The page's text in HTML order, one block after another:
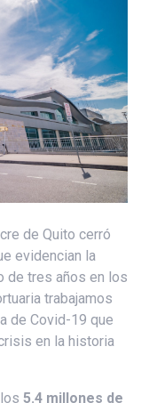
de Quito cerró
evidencian la
de tres años en los
trabajamos
de Covid-19 que
en la historia
5.4 millones de